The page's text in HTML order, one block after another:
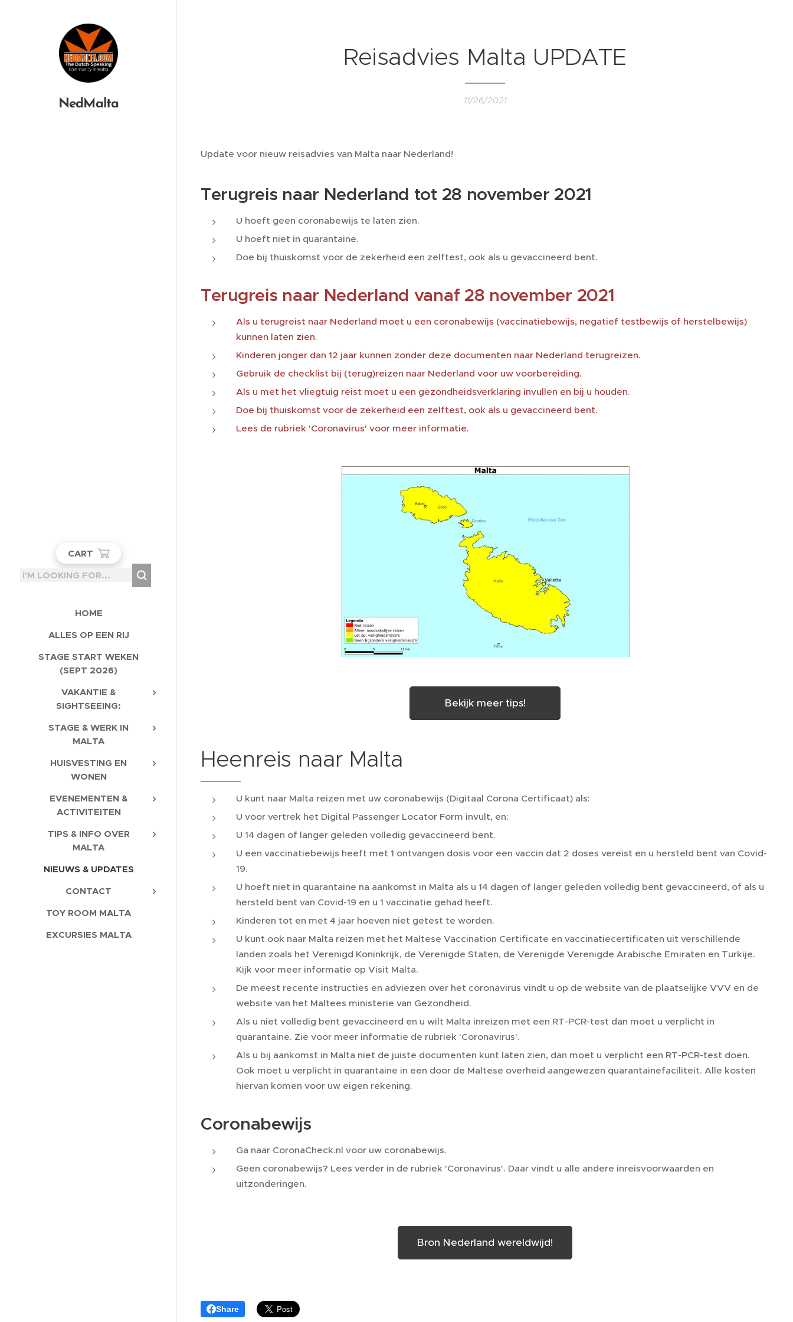
NedMalta
CART
HOME
ALLES OP EEN RIJ
STAGE START WEKEN
(SEPT 2026)
VAKANTIE &
SIGHTSEEING:
STAGE & WERK IN
MALTA
HUISVESTING EN
WONEN
EVENEMENTEN &
ACTIVITEITEN
TIPS & INFO OVER
MALTA
NIEUWS & UPDATES
CONTACT
TOY ROOM MALTA
EXCURSIES MALTA
Reisadvies Malta UPDATE
11/26/2021
Update voor nieuw reisadvies van Malta naar Nederland!
Terugreis naar Nederland tot 28 november 2021
U hoeft geen coronabewijs te laten zien.
U hoeft niet in quarantaine.
Doe bij thuiskomst voor de zekerheid een zelftest, ook als u gevaccineerd bent.
Terugreis naar Nederland vanaf 28 november 2021
Als u terugreist naar Nederland moet u een coronabewijs (vaccinatiebewijs, negatief testbewijs of herstelbewijs)
kunnen laten zien.
Kinderen jonger dan 12 jaar kunnen zonder deze documenten naar Nederland terugreizen.
Gebruik de checklist bij (terug)reizen naar Nederland voor uw voorbereiding.
Als u met het vliegtuig reist moet u een gezondheidsverklaring invullen en bij u houden.
Doe bij thuiskomst voor de zekerheid een zelftest, ook als u gevaccineerd bent.
Lees de rubriek 'Coronavirus' voor meer informatie.
Bekijk meer tips!
Heenreis naar Malta
U kunt naar Malta reizen met uw coronabewijs (Digitaal Corona Certificaat) als:
U voor vertrek het Digital Passenger Locator Form invult, en;
U 14 dagen of langer geleden volledig gevaccineerd bent.
U een vaccinatiebewijs heeft met 1 ontvangen dosis voor een vaccin dat 2 doses vereist en u hersteld bent van Covid-
19.
U hoeft niet in quarantaine na aankomst in Malta als u 14 dagen of langer geleden volledig bent gevaccineerd, of als u
hersteld bent van Covid-19 en u 1 vaccinatie gehad heeft.
Kinderen tot en met 4 jaar hoeven niet getest te worden.
U kunt ook naar Malta reizen met het Maltese Vaccination Certificate en vaccinatiecertificaten uit verschillende
landen zoals het Verenigd Koninkrijk, de Verenigde Staten, de Verenigde Verenigde Arabische Emiraten en Turkije.
Kijk voor meer informatie op Visit Malta.
De meest recente instructies en adviezen over het coronavirus vindt u op de website van de plaatselijke VVV en de
website van het Maltees ministerie van Gezondheid.
Als u niet volledig bent gevaccineerd en u wilt Malta inreizen met een RT-PCR-test dan moet u verplicht in
quarantaine. Zie voor meer informatie de rubriek 'Coronavirus'.
Als u bij aankomst in Malta niet de juiste documenten kunt laten zien, dan moet u verplicht een RT-PCR-test doen.
Ook moet u verplicht in quarantaine in een door de Maltese overheid aangewezen quarantainefaciliteit. Alle kosten
hiervan komen voor uw eigen rekening.
Coronabewijs
Ga naar CoronaCheck.nl voor uw coronabewijs.
Geen coronabewijs? Lees verder in de rubriek 'Coronavirus'. Daar vindt u alle andere inreisvoorwaarden en
uitzonderingen.
Bron Nederland wereldwijd!
Share